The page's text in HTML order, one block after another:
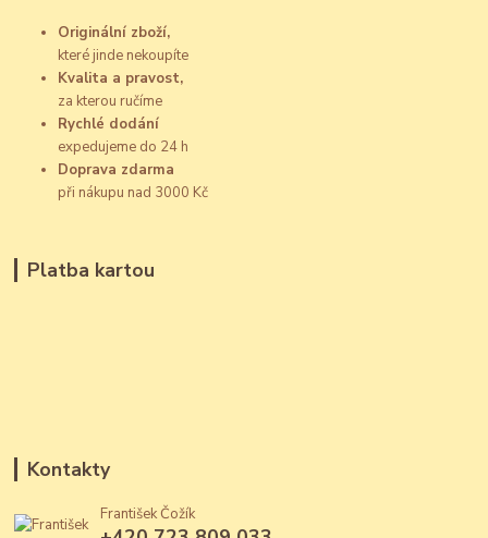
Originální zboží,
které jinde nekoupíte
Kvalita a pravost,
za kterou ručíme
Rychlé dodání
expedujeme do 24 h
Doprava zdarma
při nákupu nad 3000 Kč
Platba kartou
Kontakty
František Čožík